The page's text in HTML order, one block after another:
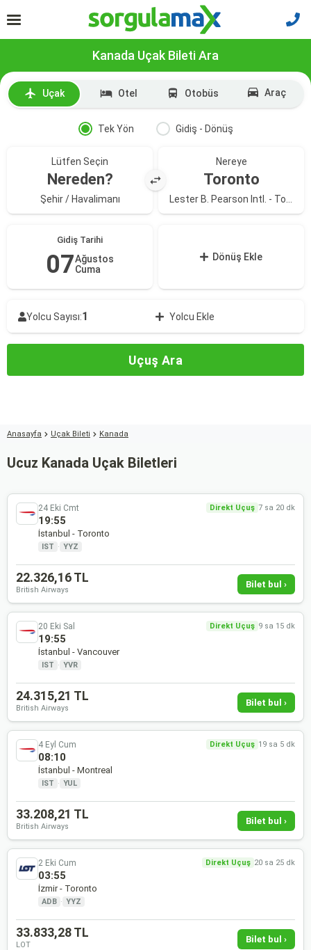
Kanada Uçak Bileti Ara
Uçak Otel Otobüs Araç
Tek Yön Gidiş - Dönüş
Lütfen Seçin
Nereden?
Şehir / Havalimanı
Nereye
Toronto
Gidiş Tarihi
07Ağustos
Cuma
Dönüş Ekle
Yolcu Sayısı:1 Yolcu Ekle
Uçuş Ara
Anasayfa Uçak Bileti Kanada
Ucuz Kanada Uçak Biletleri
24 Eki Cmt Direkt Uçuş 7 sa 20 dk
19:55
İstanbul - Toronto
IST · YYZ
22.326,16 TL
British Airways
Bilet bul ›
20 Eki Sal Direkt Uçuş 9 sa 15 dk
19:55
İstanbul - Vancouver
IST · YVR
24.315,21 TL
British Airways
Bilet bul ›
4 Eyl Cum Direkt Uçuş 19 sa 5 dk
08:10
İstanbul - Montreal
IST · YUL
33.208,21 TL
British Airways
Bilet bul ›
2 Eki Cum Direkt Uçuş 20 sa 25 dk
03:55
İzmir - Toronto
ADB · YYZ
33.833,28 TL
LOT
Bilet bul ›